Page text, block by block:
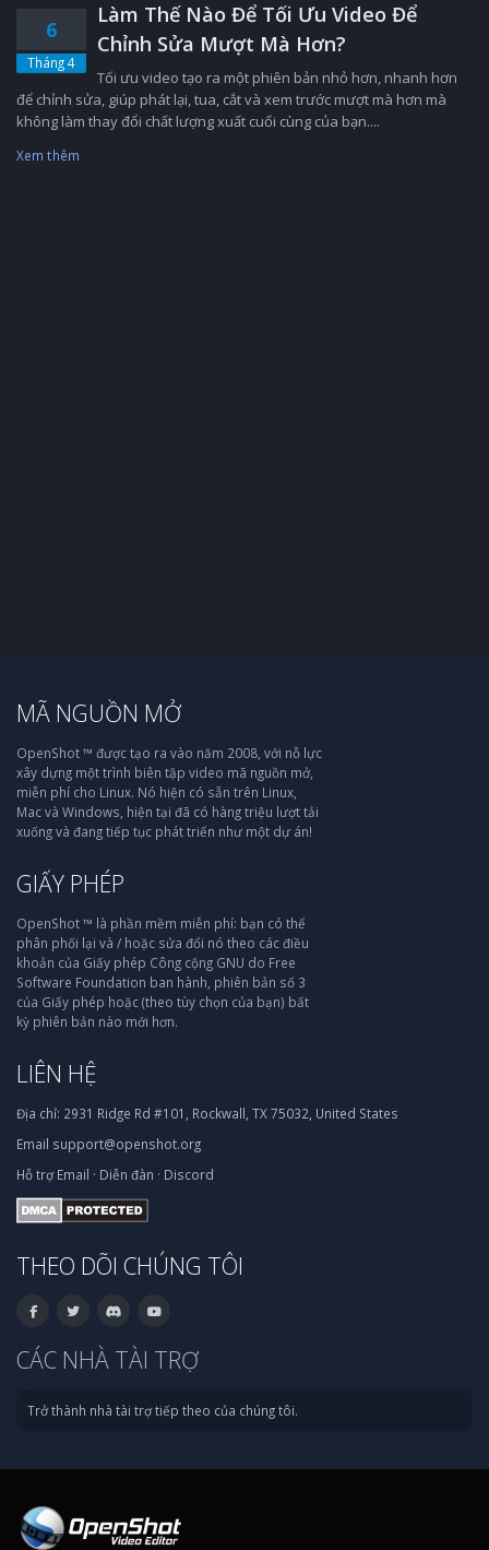
6
Tháng 4
Làm Thế Nào Để Tối Ưu Video Để
Chỉnh Sửa Mượt Mà Hơn?
Tối ưu video tạo ra một phiên bản nhỏ hơn, nhanh hơn
để chỉnh sửa, giúp phát lại, tua, cắt và xem trước mượt mà hơn mà
không làm thay đổi chất lượng xuất cuối cùng của bạn....
Xem thêm
MÃ NGUỒN MỞ
OpenShot ™ được tạo ra vào năm 2008, với nỗ lực
xây dựng một trình biên tập video mã nguồn mở,
miễn phí cho Linux. Nó hiện có sẵn trên Linux,
Mac và Windows, hiện tại đã có hàng triệu lượt tải
xuống và đang tiếp tục phát triển như một dự án!
GIẤY PHÉP
OpenShot ™ là phần mềm miễn phí: bạn có thể
phân phối lại và / hoặc sửa đổi nó theo các điều
khoản của Giấy phép Công cộng GNU do Free
Software Foundation ban hành, phiên bản số 3
của Giấy phép hoặc (theo tùy chọn của bạn) bất
kỳ phiên bản nào mới hơn.
LIÊN HỆ
Địa chỉ: 2931 Ridge Rd #101, Rockwall, TX 75032, United States
Email support@openshot.org
Hỗ trợ Email · Diễn đàn · Discord
THEO DÕI CHÚNG TÔI
CÁC NHÀ TÀI TRỢ
Trở thành nhà tài trợ tiếp theo của chúng tôi.